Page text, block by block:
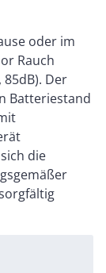
oder im
Rauch
Der
Batteriestand
die